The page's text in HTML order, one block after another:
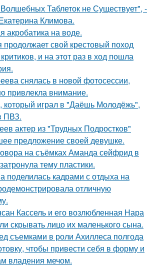
Таблеток не Существует", -
Климова.
акробатика на воде.
продолжает свой крестовый поход
и на этот раз в ход пошла
снялась в новой фотосессии,
привлекла внимание.
который играл в "Даёшь Молодёжь",
ПВЗ.
актер из "Трудных Подростков"
предложение своей девушке.
на съёмках Аманда сейфрид в
тему пластики.
поделилась кадрами с отдыха на
отличную
Кассель и его возлюбленная Нара
скрывать лицо их маленького сына.
съемками в роли Ахиллеса полгода
чтобы привести себя в форму и
владения мечом.